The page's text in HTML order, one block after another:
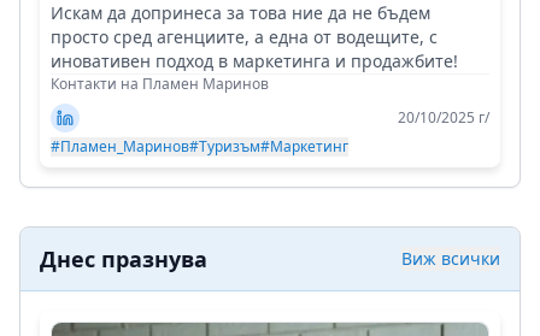
Искам да допринеса за това ние да не бъдем
просто сред агенциите, а една от водещите, с
иновативен подход в маркетинга и продажбите!
Контакти на Пламен Маринов
20/10/2025 г/
#Пламен_Маринов#Туризъм#Маркетинг
Днес празнува Виж всички